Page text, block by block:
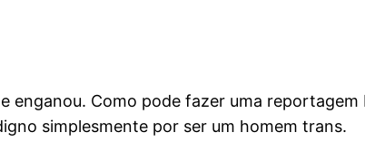
enganou. Como pode fazer uma
simplesmente por ser um homem trans.